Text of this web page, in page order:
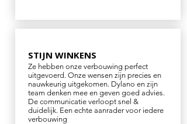
STIJN WINKENS
Ze hebben onze verbouwing perfect
uitgevoerd. Onze wensen zijn precies en
nauwkeurig uitgekomen. Dylano en zijn
team denken mee en geven goed advies.
De communicatie verloopt snel &
duidelijk. Een echte aanrader voor iedere
verbouwing